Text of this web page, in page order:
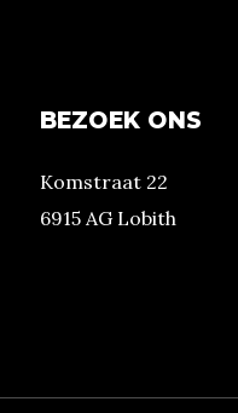
BEZOEK ONS
Komstraat 22
6915 AG Lobith